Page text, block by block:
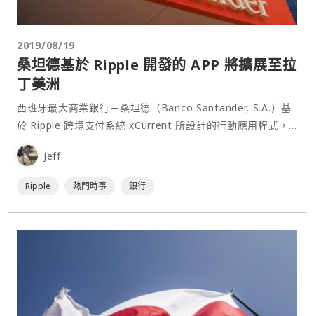
2019/08/19
桑坦德基於 Ripple 開發的 APP 將擴展至拉
丁美洲
西班牙最大商業銀行－桑坦德（Banco Santander, S.A.）基
於 Ripple 跨境支付系統 xCurrent 所設計的行動應用程式，
服務範圍將擴⋯
Jeff
Ripple 熱門時事 銀行